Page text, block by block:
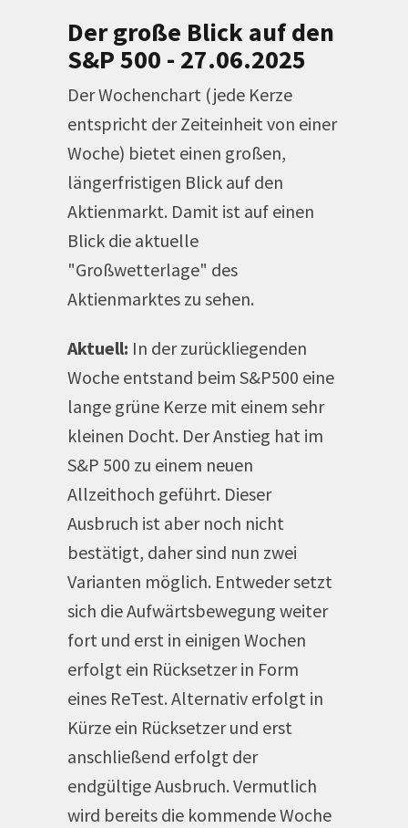
Der große Blick auf den
S&P 500 - 27.06.2025
Der Wochenchart (jede Kerze
entspricht der Zeiteinheit von einer
Woche) bietet einen großen,
längerfristigen Blick auf den
Aktienmarkt. Damit ist auf einen
Blick die aktuelle
"Großwetterlage" des
Aktienmarktes zu sehen.
Aktuell: In der zurückliegenden
Woche entstand beim S&P500 eine
lange grüne Kerze mit einem sehr
kleinen Docht. Der Anstieg hat im
S&P 500 zu einem neuen
Allzeithoch geführt. Dieser
Ausbruch ist aber noch nicht
bestätigt, daher sind nun zwei
Varianten möglich. Entweder setzt
sich die Aufwärtsbewegung weiter
fort und erst in einigen Wochen
erfolgt ein Rücksetzer in Form
eines ReTest. Alternativ erfolgt in
Kürze ein Rücksetzer und erst
anschließend erfolgt der
endgültige Ausbruch. Vermutlich
wird bereits die kommende Woche